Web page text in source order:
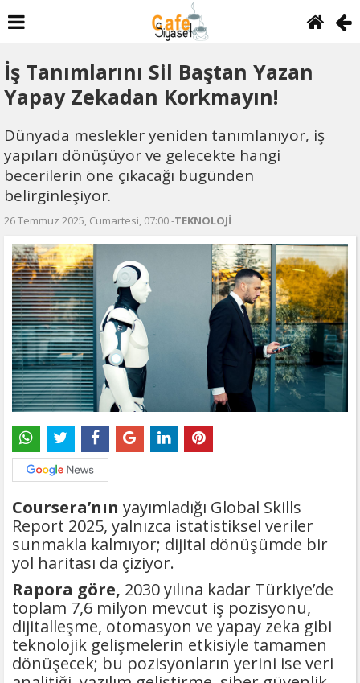
İş Tanımlarını Sil Baştan Yazan
Yapay Zekadan Korkmayın!
Dünyada meslekler yeniden tanımlanıyor, iş
yapıları dönüşüyor ve gelecekte hangi
becerilerin öne çıkacağı bugünden
belirginleşiyor.
26 Temmuz 2025, Cumartesi, 07:00 -TEKNOLOJİ
Coursera’nın yayımladığı Global Skills
Report 2025, yalnızca istatistiksel veriler
sunmakla kalmıyor; dijital dönüşümde bir
yol haritası da çiziyor.
Rapora göre, 2030 yılına kadar Türkiye’de
toplam 7,6 milyon mevcut iş pozisyonu,
dijitalleşme, otomasyon ve yapay zeka gibi
teknolojik gelişmelerin etkisiyle tamamen
dönüşecek; bu pozisyonların yerini ise veri